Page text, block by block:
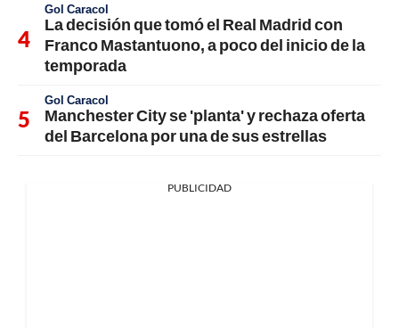
Gol Caracol
La decisión que tomó el Real Madrid con
Franco Mastantuono, a poco del inicio de la
temporada
Gol Caracol
Manchester City se 'planta' y rechaza oferta
del Barcelona por una de sus estrellas
PUBLICIDAD